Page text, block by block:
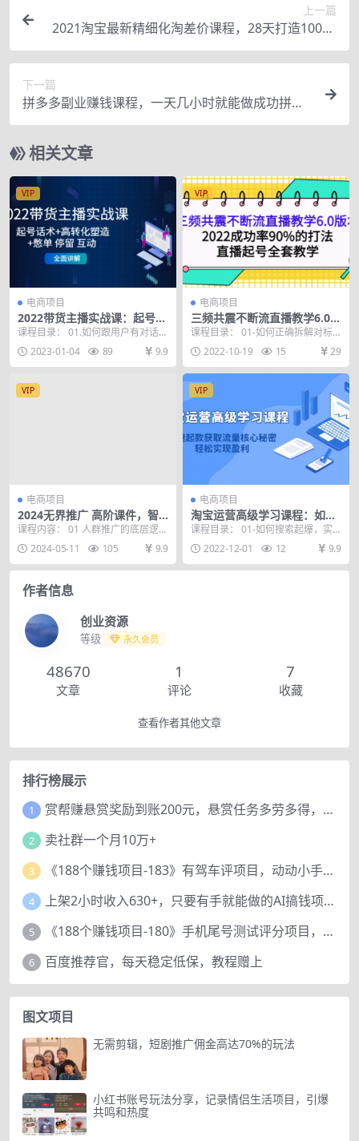
上一篇
2021淘宝最新精细化淘差价课程，28天打造10000
+利润店铺(附软件)
下一篇
拼多多副业赚钱课程，一天几小时就能做成功拼多
多
相关文章
VIP
电商项目
2022带货主播实战课：起号话
术+高转化塑造+憋单 停留 互
动 全面讲解
课程目录： 01.如何跟用户有对话
感.mp4 02.建模打标签（如何获取
精准流量...
2023-01-04 89 9.9
VIP
电商项目
三频共震不断流直播教学6.0版
本，2022成功率90%的打法，
直播起号全套教学
课程目录： 01-如何正确拆解对标
账号之借力打力 02-如何正确定位
运营才能保证...
2022-10-19 15 29
VIP
电商项目
2024无界推广 高阶课件，智
能拉满，泛流量展现→人群撬
课程内容： 01 人群推广的底层逻辑
【基础课】,xmind 01 人群推广的
底层...2024-05-11 105 9.9
VIP
电商项目
淘宝运营高级学习课程：如何
搜索起爆，实现纯搜索盈利！
课程目录： 01-如何搜索起爆，实
现纯搜索盈利！ 02-推荐流量快速
入池 03-...
2022-12-01 12 9.9
作者信息
创业资源
等级 永久会员
48670
文章
1
评论
7
收藏
查看作者其他文章
排行榜展示
1 赏帮赚悬赏奖励到账200元，悬赏任务多劳多得，人人可做。
2 卖社群一个月10万+
3 《188个赚钱项目-183》有驾车评项目，动动小手，复制粘贴赚44元！
4 上架2小时收入630+，只要有手就能做的AI搞钱项目，奶奶看完都能学会!
5 《188个赚钱项目-180》手机尾号测试评分项目，短视频直播日赚200+
6 百度推荐官，每天稳定低保，教程赠上
图文项目
无需剪辑，短剧推广佣金高达70%的玩法
小红书账号玩法分享，记录情侣生活项目，引爆
共鸣和热度